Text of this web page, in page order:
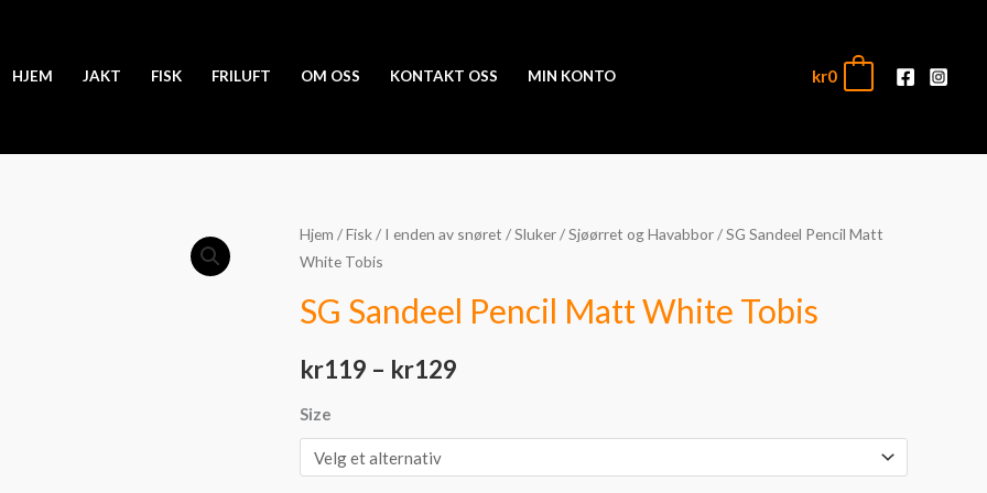
HJEM JAKT FISK FRILUFT OM OSS KONTAKT OSS MIN KONTO kr0
Hjem /Fisk/ I enden av snøret /Sluker/Sjøørret og Havabbor/ SG Sandeel Pencil Matt
White Tobis
SG Sandeel Pencil Matt White Tobis
kr119 – kr129
Prisområde:
til
Size
SG
Sandeel
Matt
Tobis
antall